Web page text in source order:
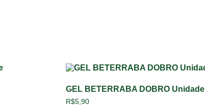
GEL BETERRABA DOBRO Unidade
R$5,90